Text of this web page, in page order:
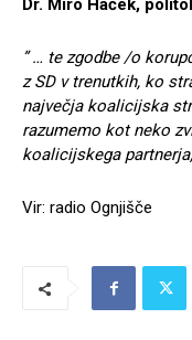
Dr. Miro Haček,
” … te zgodbe /o
z SD v trenutkih, ko
največja koalicijska
razumemo kot neko
koalicijskega
Vir: radio Ognjišče